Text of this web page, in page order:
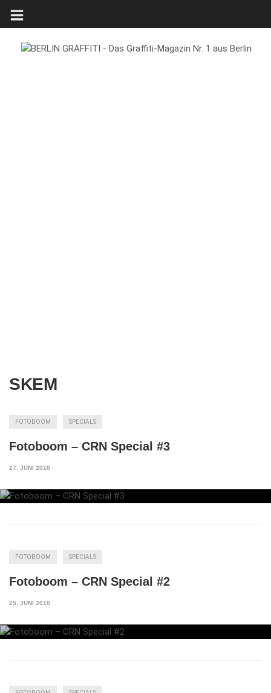
SKEM
FOTOBOOM SPECIALS
Fotoboom – CRN Special #3
27. JUNI 2010
FOTOBOOM SPECIALS
Fotoboom – CRN Special #2
25. JUNI 2010